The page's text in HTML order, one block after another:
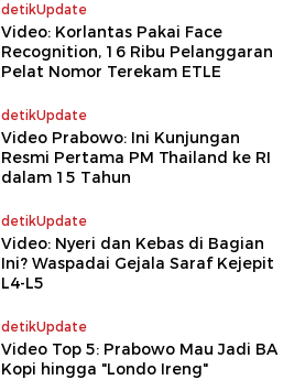
detikUpdate
Video: Korlantas Pakai Face
Recognition, 16 Ribu Pelanggaran
Pelat Nomor Terekam ETLE
detikUpdate
Video Prabowo: Ini Kunjungan
Resmi Pertama PM Thailand ke RI
dalam 15 Tahun
detikUpdate
Video: Nyeri dan Kebas di Bagian
Ini? Waspadai Gejala Saraf Kejepit
L4-L5
detikUpdate
Video Top 5: Prabowo Mau Jadi BA
Kopi hingga "Londo Ireng"